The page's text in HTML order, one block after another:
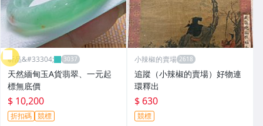
昕品&#33304;
天然緬甸玉A貨翡翠、一元起
標無底價
$ 10,200
折扣碼 競標
小辣椒的賣場
追蹤（小辣椒的賣場）好物連
環釋出
$ 630
競標